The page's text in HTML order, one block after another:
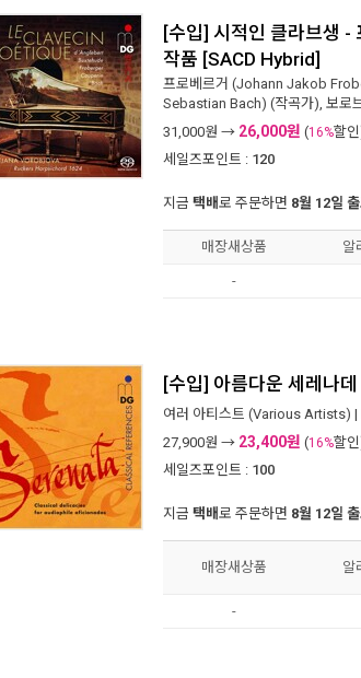
[수입] 시적인 클라브생 -
작품 [SACD Hybrid]
프로베르거 (Johann Jakob
Sebastian Bach) (작곡가), 보로
31,000원 → 26,000원 (16%할
세일즈포인트 : 120
지금 택배로 주문하면 8월 12일
매장새상품 알
-
[수입] 아름다운 세레나데
여러 아티스트 (Various Artists) |
27,900원 → 23,400원 (16%할
세일즈포인트 : 100
지금 택배로 주문하면 8월 12일
매장새상품 알
-